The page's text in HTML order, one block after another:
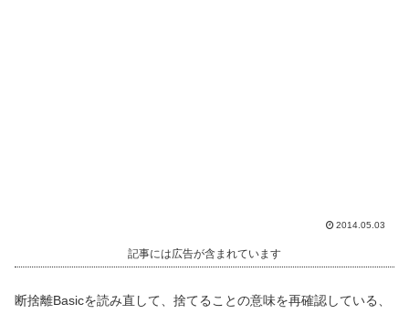
2014.05.03
記事には広告が含まれています
断捨離Basicを読み直して、捨てることの意味を再確認している、